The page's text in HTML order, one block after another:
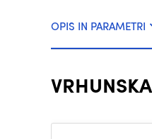
OPIS IN PARAMETRI